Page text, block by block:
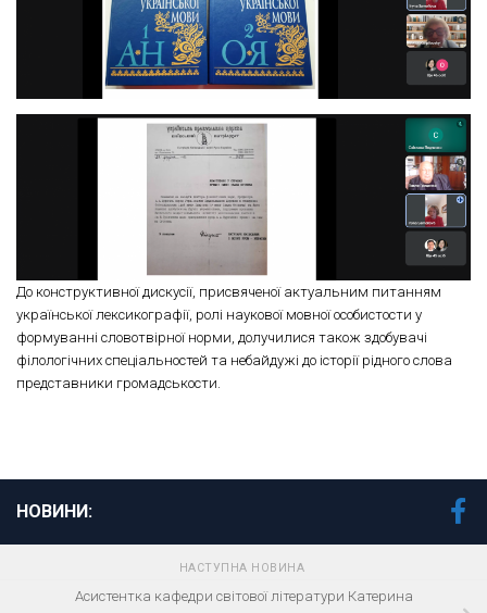
До конструктивної дискусії, присвяченої актуальним питанням
української лексикографії, ролі наукової мовної особистости у
формуванні словотвірної норми, долучилися також здобувачі
філологічних спеціальностей та небайдужі до історії рідного слова
представники громадськости.
НОВИНИ:
НАСТУПНА НОВИНА
Асистентка кафедри світової літератури Катерина